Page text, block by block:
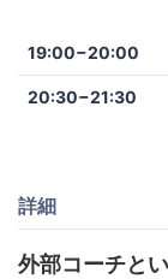
19:00−20:00
20:30−21:30
詳細
外部コーチと